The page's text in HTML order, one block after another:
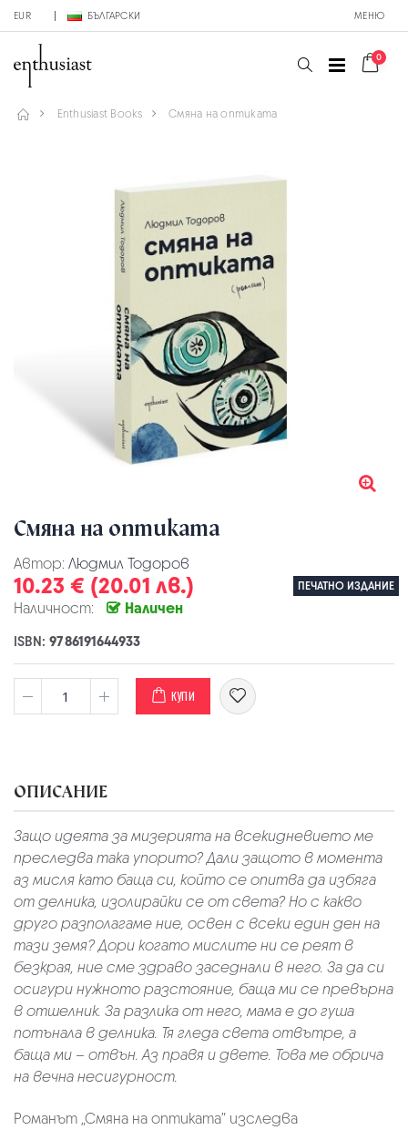
EUR БЪЛГАРСКИ МЕНЮ
0
Enthusiast Books Смяна на оптиката
Смяна на оптиката
Автор: Людмил Тодоров
10.23 € (20.01 лв.) ПЕЧАТНО ИЗДАНИЕ
Наличност: Наличен
ISBN:9786191644933
КУПИ
ОПИСАНИЕ
Защо идеята за мизерията на всекидневието ме
преследва така упорито? Дали защото вмомента
аз мисля като баща си, който се опитва да избяга
от делника, изолирайки се от света? Но с какво
друго разполагаме ние, освен с всеки един ден на
тази земя? Дори когато мислите ни се реят в
безкрая, ние сме здраво заседнали в него. За да си
осигури нужното разстояние, баща ми се превърна
в отшелник. За разлика от него, мама е до гуша
потънала в делника. Тя гледа света отвътре, а
баща ми – отвън. Аз правя и двете. Това ме обрича
на вечна несигурност.
Романът „Смяна на оптиката” изследва